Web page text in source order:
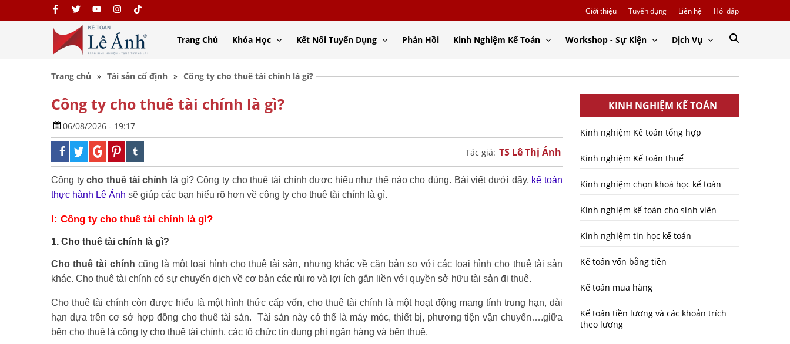
Giới thiệu Tuyển dụng Liên hệ Hỏi đáp
Trang Chủ Khóa Học Kết Nối Tuyển Dụng Phản Hồi Kinh Nghiệm Kế Toán Workshop - Sự Kiện Dịch Vụ
Trang chủ Tài sản cố định Công ty cho thuê tài chính là gì?
Công ty cho thuê tài chính là gì?
06/08/2026 - 19:17
Tác giả: TS Lê Thị Ánh
Công tycho thuê tài chính là gì? Công ty cho thuê tài chính được hiểu như thế nào cho đúng. Bài viết dưới đây, kế toán
thực hành Lê Ánh sẽ giúp các bạn hiểu rõ hơn về công ty cho thuê tài chính là gì.
I: Công ty cho thuê tài chính là gì?
1. Cho thuê tài chính là gì?
Cho thuê tài chính cũng là một loại hình cho thuê tài sản, nhưng khác về căn bản so với các loại hình cho thuê tài sản
khác. Cho thuê tài chính có sự chuyển dịch về cơ bản các rủi ro và lợi ích gắn liền với quyền sở hữu tài sản đi thuê.
Cho thuê tài chính còn được hiểu là một hình thức cấp vốn, cho thuê tài chính là một hoạt động mang tính trung hạn, dài
hạn dựa trên cơ sở hợp đồng cho thuê tài sản. Tài sản này có thể là máy móc, thiết bị, phương tiện vận chuyển….giữa
bên cho thuê là công ty cho thuê tài chính, các tổ chức tín dụng phi ngân hàng và bên thuê.
KINH NGHIỆM KẾ TOÁN
Kinh nghiệm Kế toán tổng hợp
Kinh nghiệm Kế toán thuế
Kinh nghiệm chọn khoá học kế toán
Kinh nghiệm kế toán cho sinh viên
Kinh nghiệm tin học kế toán
Kế toán vốn bằng tiền
Kế toán mua hàng
Kế toán tiền lương và các khoản trích
theo lương